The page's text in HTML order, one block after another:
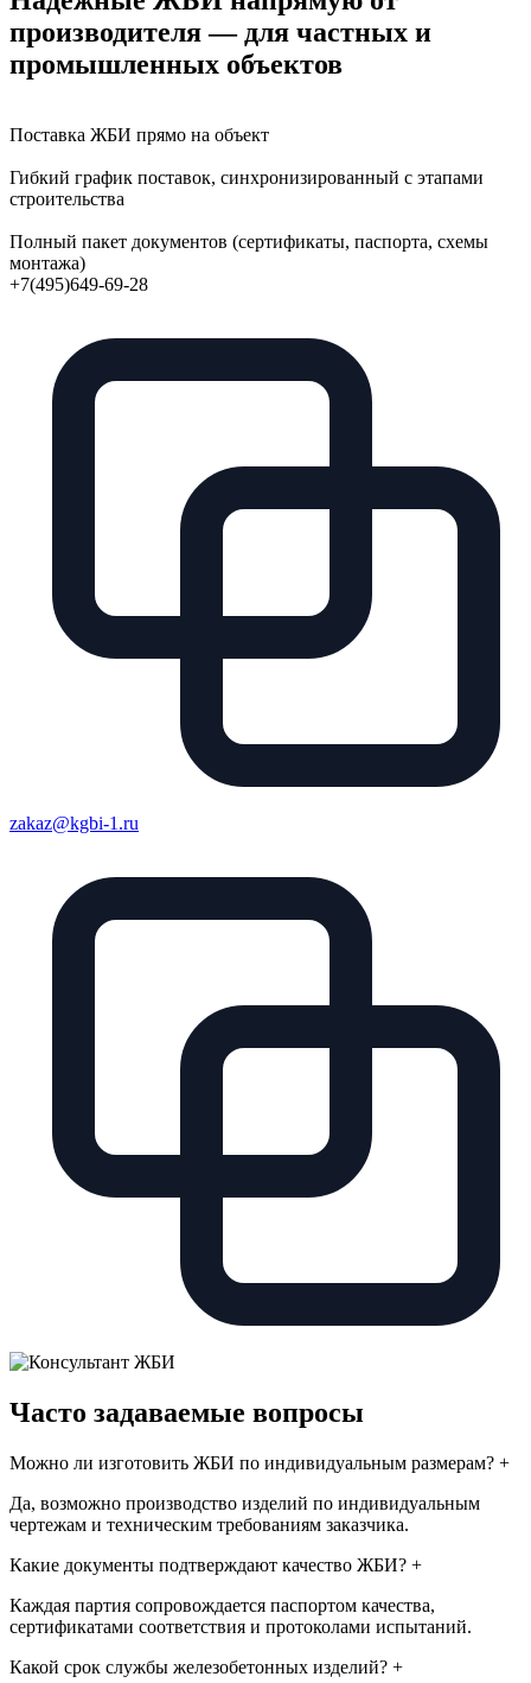
производителя — для частных и
промышленных объектов
Поставка ЖБИ прямо на объект
Гибкий график поставок, синхронизированный с этапами
строительства
Полный пакет документов (сертификаты, паспорта, схемы
монтажа)
+7(495)649-69-28
zakaz@kgbi-1.ru
Часто задаваемые вопросы
Можно ли изготовить ЖБИ по индивидуальным размерам? +
Да, возможно производство изделий по индивидуальным
чертежам и техническим требованиям заказчика.
Какие документы подтверждают качество ЖБИ? +
Каждая партия сопровождается паспортом качества,
сертификатами соответствия и протоколами испытаний.
Какой срок службы железобетонных изделий? +